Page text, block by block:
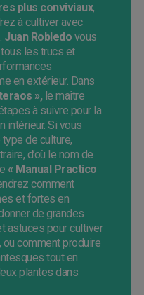
plus conviviaux,
à cultiver avec
Juan Robledo vous
les trucs et
en extérieur. Dans
»,le maître
à suivre pour la
intérieur. Si vous
de culture,
d’où le nom de
« Manual Practico
comment
et fortes en
de grandes
astuces pour cultiver
comment produire
tout en
plantes dans